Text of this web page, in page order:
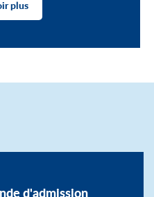
plus
d'admission